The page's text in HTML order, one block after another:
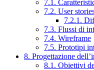
7.1.
7.2. User
7.2.1.
7.3. Flussi di
7.4. Wireframe
7.5. Prototipi
8. Progettazione
8.1. Obiettivi